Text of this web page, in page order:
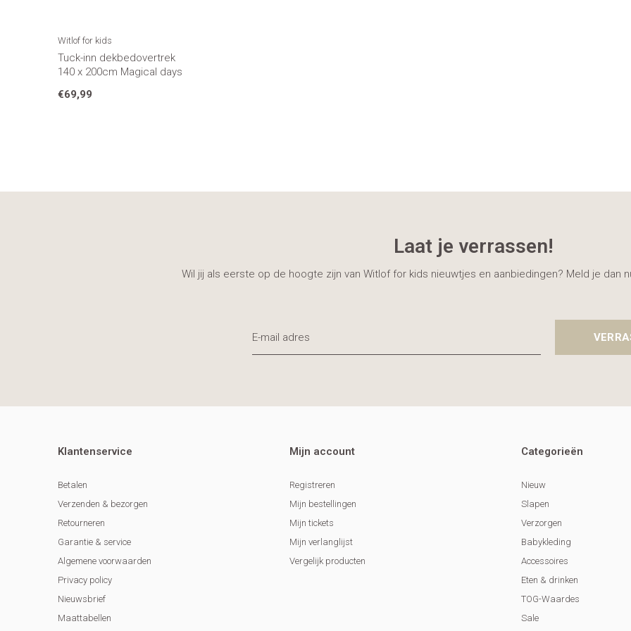
Witlof for kids
Tuck-inn dekbedovertrek
140 x 200cm Magical days
€69,99
Laat je verrassen!
Wil jij als eerste op de hoogte zijn van Witlof for kids nieuwtjes en aanbiedingen? Meld je dan
Klantenservice
Betalen
Verzenden & bezorgen
Retourneren
Garantie & service
Algemene voorwaarden
Privacy policy
Nieuwsbrief
Maattabellen
Mijn account
Registreren
Mijn bestellingen
Mijn tickets
Mijn verlanglijst
Vergelijk producten
Categorieën
Nieuw
Slapen
Verzorgen
Babykleding
Accessoires
Eten & drinken
TOG-Waardes
Sale